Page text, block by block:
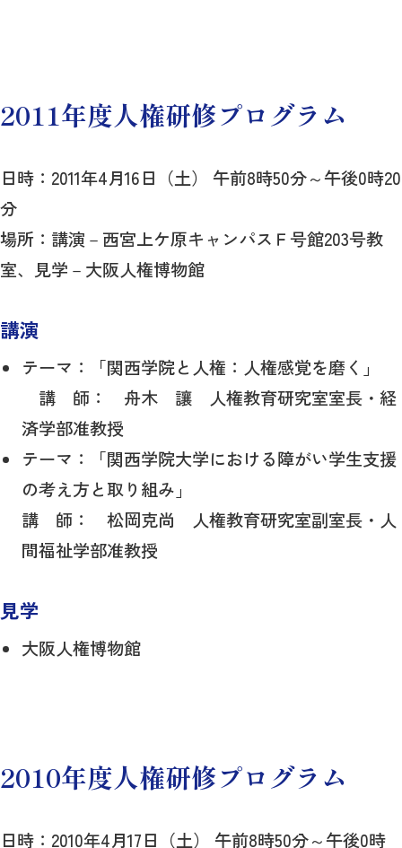
2011年度人権研修プログラム
日時：2011年4月16日（土） 午前8時50分～午後0時20
分
場所：講演－西宮上ケ原キャンパスＦ号館203号教
室、見学－大阪人権博物館
講演
テーマ：「関西学院と人権：人権感覚を磨く」
講 師： 舟木 讓 人権教育研究室室長・経
済学部准教授
テーマ：「関西学院大学における障がい学生支援
の考え方と取り組み」
講 師： 松岡克尚 人権教育研究室副室長・人
間福祉学部准教授
見学
大阪人権博物館
2010年度人権研修プログラム
日時：2010年4月17日（土） 午前8時50分～午後0時